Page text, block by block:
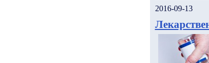
2016-09-13